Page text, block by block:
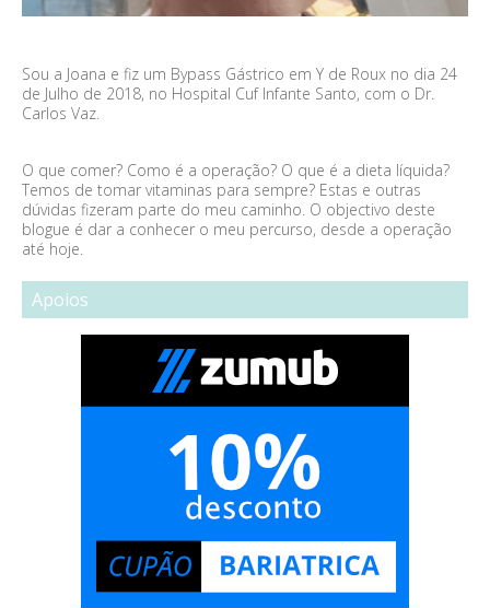
Sou a Joana e fiz um Bypass Gástrico em Y de Roux no dia 24
de Julho de 2018, no Hospital Cuf Infante Santo, com o Dr.
Carlos Vaz.
O que comer? Como é a operação? O que é a dieta líquida?
Temos de tomar vitaminas para sempre? Estas e outras
dúvidas fizeram parte do meu caminho. O objectivo deste
blogue é dar a conhecer o meu percurso, desde a operação
até hoje.
Apoios